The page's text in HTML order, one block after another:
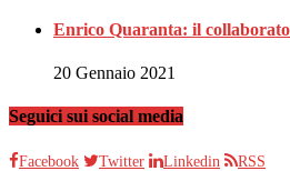
Enrico Quaranta: il
20 Gennaio 2021
Seguici sui social media
Facebook Twitter Linkedin RSS